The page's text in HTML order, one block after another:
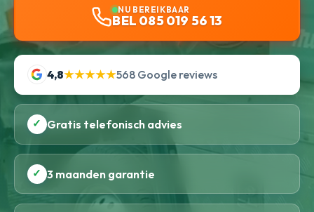
NU BEREIKBAAR
BEL 085 019 56 13
4,8★★★★★568 Google reviews
✓ Gratis telefonisch advies
✓ 3 maanden garantie